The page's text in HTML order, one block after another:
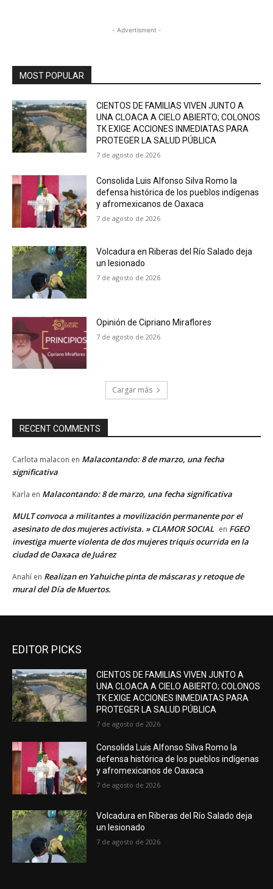
- Advertisment -
MOST POPULAR
CIENTOS DE FAMILIAS VIVEN JUNTO A
UNA CLOACA A CIELO ABIERTO; COLONOS
TK EXIGE ACCIONES INMEDIATAS PARA
PROTEGER LA SALUD PÚBLICA
7 de agosto de 2026
Consolida Luis Alfonso Silva Romo la
defensa histórica de los pueblos indígenas
y afromexicanos de Oaxaca
7 de agosto de 2026
Volcadura en Riberas del Río Salado deja
un lesionado
7 de agosto de 2026
Opinión de Cipriano Miraflores
7 de agosto de 2026
Cargar más
RECENT COMMENTS
Carlota malacon en Malacontando: 8 de marzo, una fecha
significativa
Karla en Malacontando: 8 de marzo, una fecha significativa
MULT convoca a militantes a movilización permanente por el
asesinato de dos mujeres activista. » CLAMOR SOCIAL en FGEO
investiga muerte violenta de dos mujeres triquis ocurrida en la
ciudad de Oaxaca de Juárez
Anahí en Realizan en Yahuiche pinta de máscaras y retoque de
mural del Día de Muertos.
EDITOR PICKS
CIENTOS DE FAMILIAS VIVEN JUNTO A
UNA CLOACA A CIELO ABIERTO; COLONOS
TK EXIGE ACCIONES INMEDIATAS PARA
PROTEGER LA SALUD PÚBLICA
7 de agosto de 2026
Consolida Luis Alfonso Silva Romo la
defensa histórica de los pueblos indígenas
y afromexicanos de Oaxaca
7 de agosto de 2026
Volcadura en Riberas del Río Salado deja
un lesionado
7 de agosto de 2026